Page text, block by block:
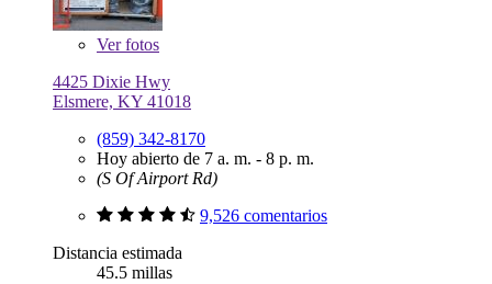
Verfotos
4425 Dixie Hwy
Elsmere, KY 41018
(859) 342-8170
Hoy abierto de 7 a. m. - 8 p. m.
(S Of Airport Rd)
9,526 comentarios
Distancia estimada
45.5 millas